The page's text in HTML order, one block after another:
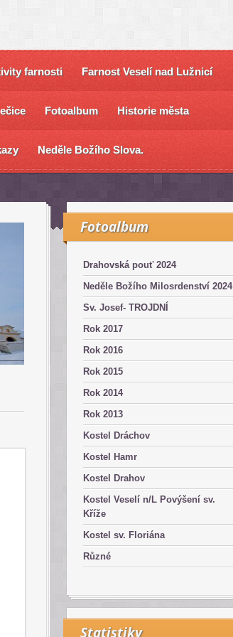
farnosti Farnost Veselí nad Lužnicí
Fotoalbum Historie města
Neděle Božího Slova.
Fotoalbum
Drahovská pouť 2024
Neděle Božího Milosrdenství 2024
Sv. Josef- TROJDNÍ
Rok 2017
Rok 2016
Rok 2015
Rok 2014
Rok 2013
Kostel Dráchov
Kostel Hamr
Kostel Drahov
Kostel Veselí n/L Povýšení sv.
Kříže
Kostel sv. Floriána
Různé
Statistiky